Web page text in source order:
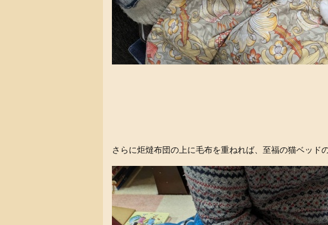
さらに炬燵布団の上に毛布を重ねれば、至福の猫ベッド